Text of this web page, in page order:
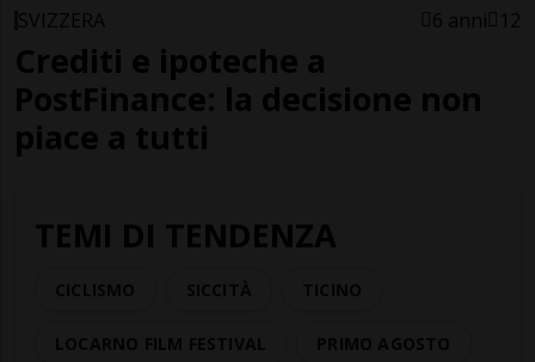
SVIZZERA 6 anni 12
Crediti e ipoteche a
PostFinance: la decisione non
piace a tutti
TEMI DI TENDENZA